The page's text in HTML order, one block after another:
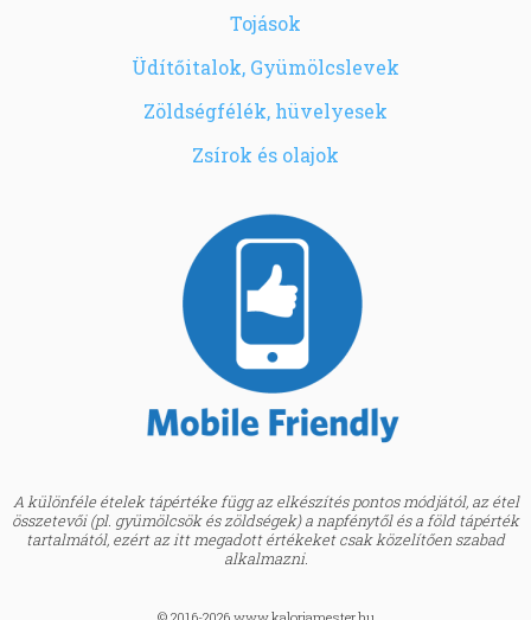
Tojások
Üdítőitalok, Gyümölcslevek
Zöldségfélék, hüvelyesek
Zsírok és olajok
A különféle ételek tápértéke függ az elkészítés pontos módjától, az étel
összetevői (pl. gyümölcsök és zöldségek) a napfénytől és a föld tápérték
tartalmától, ezért az itt megadott értékeket csak közelítően szabad
alkalmazni.